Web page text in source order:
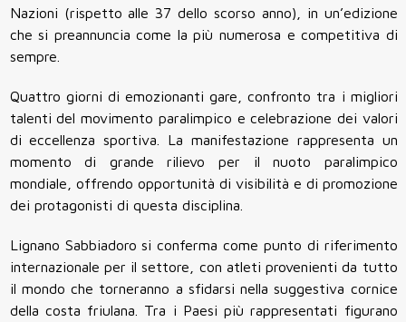
Nazioni (rispetto alle 37 dello scorso anno), in un’edizione
che si preannuncia come la più numerosa e competitiva di
sempre.
Quattro giorni di emozionanti gare, confronto tra i migliori
talenti del movimento paralimpico e celebrazione dei valori
di eccellenza sportiva. La manifestazione rappresenta un
momento di grande rilievo per il nuoto paralimpico
mondiale, offrendo opportunità di visibilità e di promozione
dei protagonisti di questa disciplina.
Lignano Sabbiadoro si conferma come punto di riferimento
internazionale per il settore, con atleti provenienti da tutto
il mondo che torneranno a sfidarsi nella suggestiva cornice
della costa friulana. Tra i Paesi più rappresentati figurano